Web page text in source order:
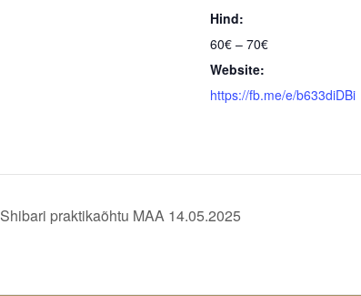
Hind:
60€ – 70€
Website:
https://fb.me/e/b633diDBi
Shibari praktikaõhtu MAA 14.05.2025